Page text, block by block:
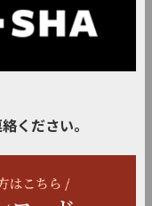
ください。